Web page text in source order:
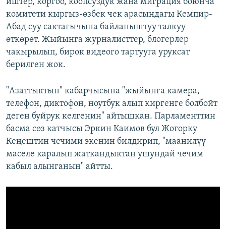
иштер, коргоо, коопсуздук жана миграция боюнча
комитети кыргыз-өзбек чек арасындагы Кемпир-
Абад суу сактагычына байланыштуу талкуу
өткөрөт. Жыйынга журналисттер, блогерлер
чакырылып, бирок видеого тартууга уруксат
берилген жок.
"Азаттыктын" кабарчысына "жыйынга камера,
телефон, диктофон, ноутбук алып киргенге болбойт
деген буйрук келгенин" айтышкан. Парламенттин
басма сөз катчысы Эркин Каимов бул Жогорку
Кеңештин чечими экенин билдирип, "маанилүү
маселе каралып жаткандыктан ушундай чечим
кабыл алынганын" айтты.